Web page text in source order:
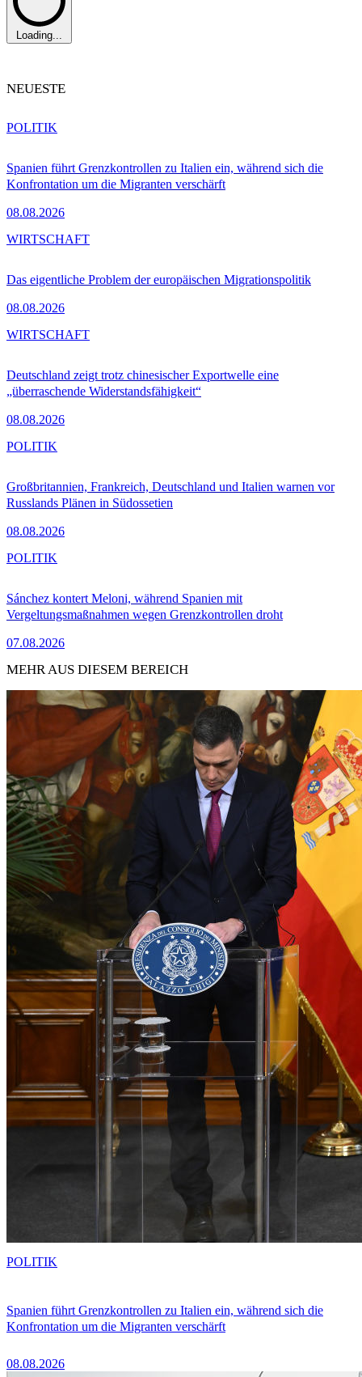
Loading...
NEUESTE
Spanien führt Grenzkontrollen zu Italien ein, während sich die
Konfrontation um die Migranten verschärft
08.08.2026
POLITIK
Das eigentliche Problem der europäischen Migrationspolitik
08.08.2026
WIRTSCHAFT
Deutschland zeigt trotz chinesischer Exportwelle eine
„überraschende Widerstandsfähigkeit“
08.08.2026
WIRTSCHAFT
Großbritannien, Frankreich, Deutschland und Italien warnen vor
Russlands Plänen in Südossetien
08.08.2026
POLITIK
Sánchez kontert Meloni, während Spanien mit
Vergeltungsmaßnahmen wegen Grenzkontrollen droht
07.08.2026
POLITIK
MEHR AUS DIESEM BEREICH
Spanien führt Grenzkontrollen zu Italien ein, während sich die
Konfrontation um die Migranten verschärft
08.08.2026
POLITIK